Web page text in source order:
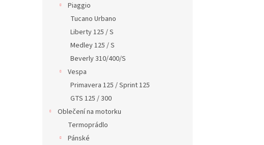
Piaggio
Tucano Urbano
Liberty 125 / S
Medley 125 / S
Beverly 310/400/S
Vespa
Primavera 125 / Sprint 125
GTS 125 / 300
Oblečení na motorku
Termoprádlo
Pánské